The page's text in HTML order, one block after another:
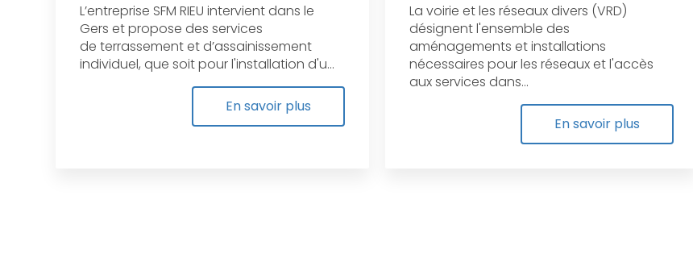
L’entreprise SFM RIEU intervient dans le
Gers et propose des services
de terrassement et d’assainissement
individuel, que soit pour l'installation d'u...
En savoir plus
La voirie et les réseaux divers (VRD)
désignent l'ensemble des
aménagements et installations
nécessaires pour les réseaux et l'accès
aux services dans...
En savoir plus